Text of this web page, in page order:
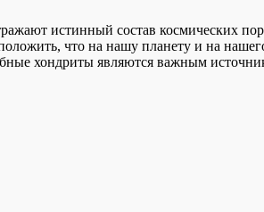
истинный состав космических
что на нашу планету и на
хондриты являются важным